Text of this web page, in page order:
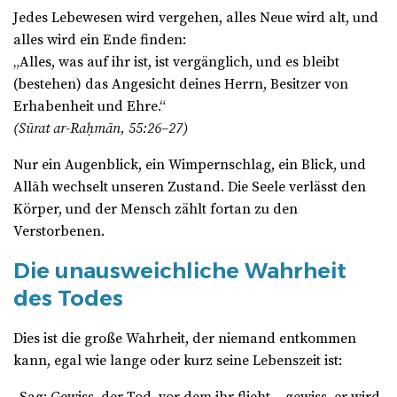
Jedes Lebewesen wird vergehen, alles Neue wird alt, und
alles wird ein Ende finden:
„Alles, was auf ihr ist, ist vergänglich, und es bleibt
(bestehen) das Angesicht deines Herrn, Besitzer von
Erhabenheit und Ehre.“
(Sūrat ar-Raḥmān, 55:26–27)
Nur ein Augenblick, ein Wimpernschlag, ein Blick, und
Allāh wechselt unseren Zustand. Die Seele verlässt den
Körper, und der Mensch zählt fortan zu den
Verstorbenen.
Die unausweichliche Wahrheit
des Todes
Dies ist die große Wahrheit, der niemand entkommen
kann, egal wie lange oder kurz seine Lebenszeit ist: